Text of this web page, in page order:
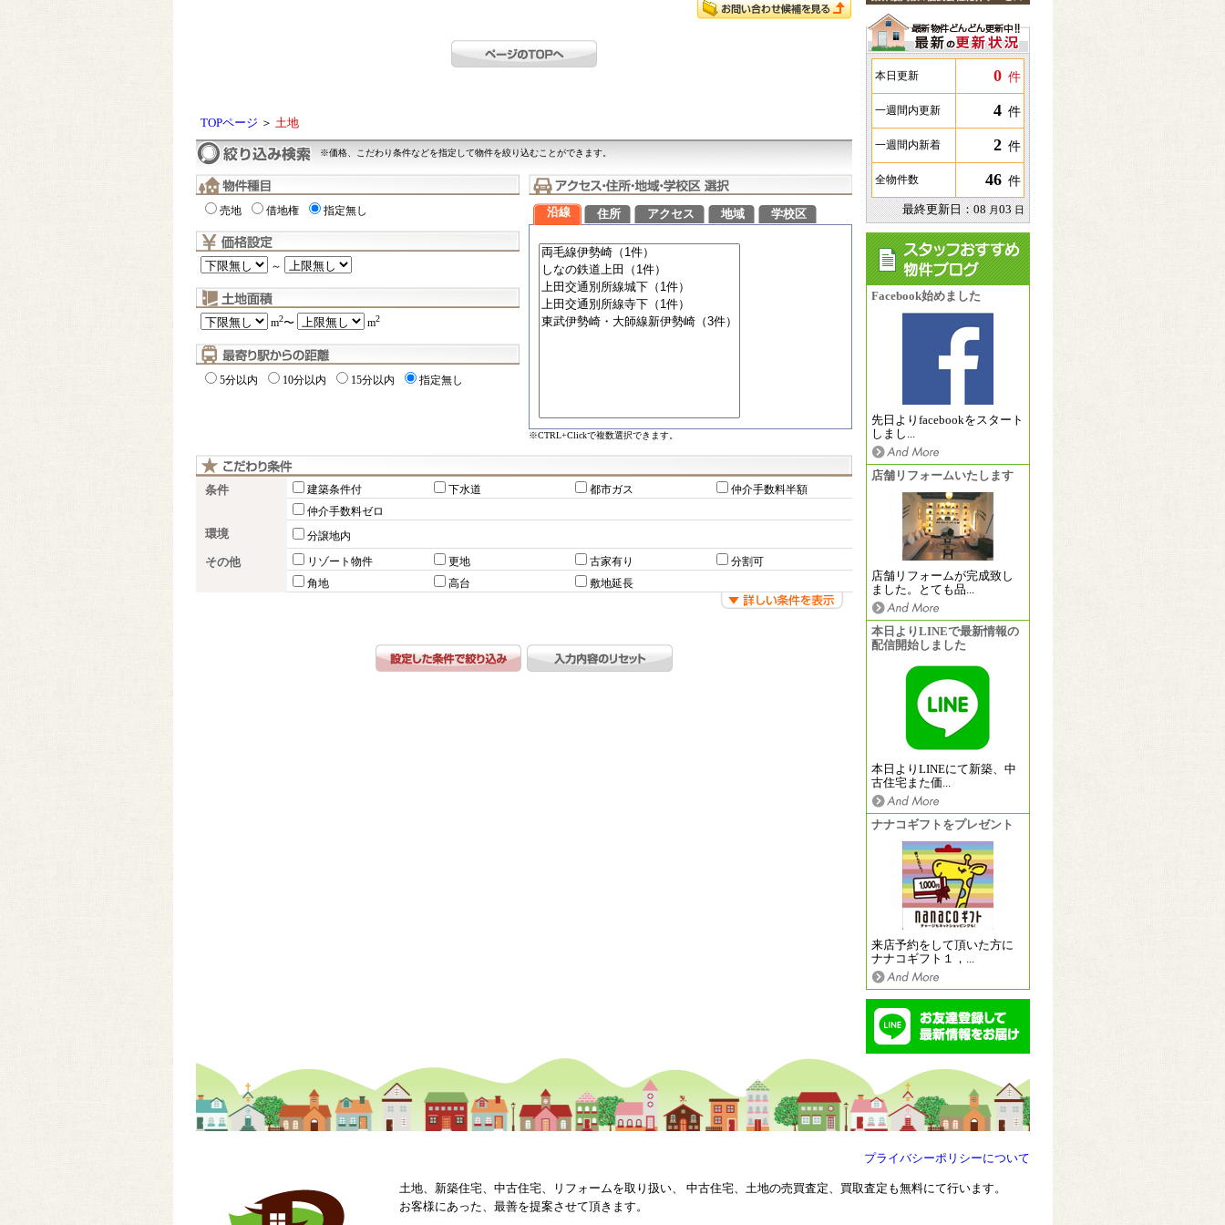
本日更新 0 件
一週間内更新 4 件
一週間内新着 2 件
全物件数 46 件
最終更新日：08 月03 日
Facebook始めました
先日よりfacebookをスタート
しまし...
店舗リフォームいたします
店舗リフォームが完成致し
ました。とても品...
本日よりLINEで最新情報の
配信開始しました
本日よりLINEにて新築、中
古住宅また価...
ナナコギフトをプレゼント
来店予約をして頂いた方に
ナナコギフト１，...
TOPページ ＞ 土地
※価格、こだわり条件などを指定して物件を絞り込むことができます。
売地 借地権 指定無し
～
m2〜 m2
5分以内 10分以内 15分以内 指定無し
沿線 住所 アクセス 地域 学校区
※CTRL+Clickで複数選択できます。
条件 建築条件付 下水道 都市ガス
仲介手数料半額
仲介手数料ゼロ
環境 分譲地内
その他 リゾート物件 更地 古家有り
分割可
角地
高台 敷地延長
プライバシーポリシーについて
土地、新築住宅、中古住宅、リフォームを取り扱い、 中古住宅、土地の売買査定、買取査定も無料にて行います。
お客様にあった、最善を提案させて頂きます。